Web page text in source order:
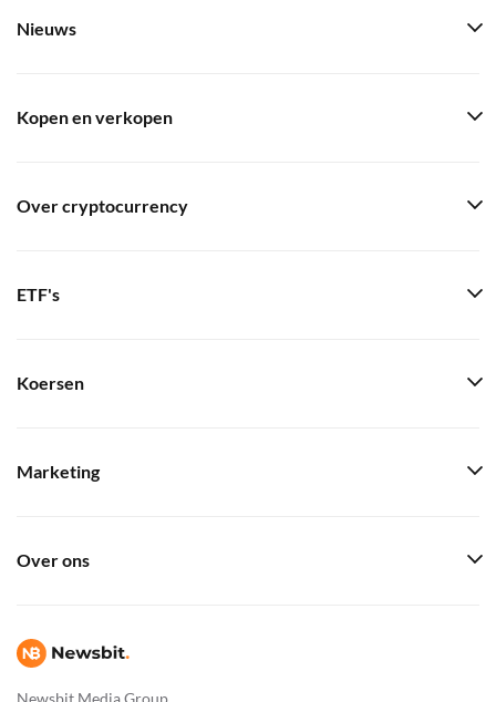
Newsbit Media Group
Nieuws
Kopen en verkopen
Over cryptocurrency
ETF's
Koersen
Marketing
Over ons